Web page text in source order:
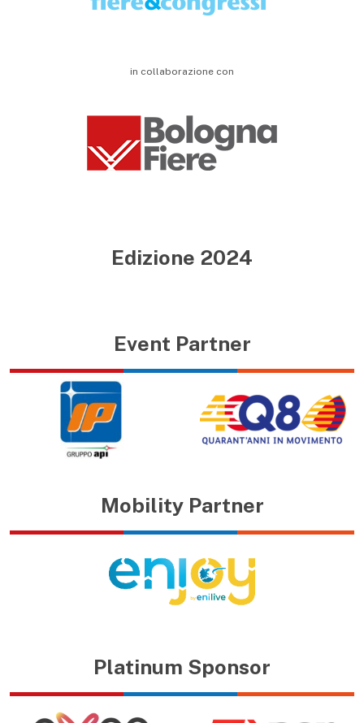
in collaborazione con
Edizione 2024
Event Partner
Mobility Partner
Platinum Sponsor